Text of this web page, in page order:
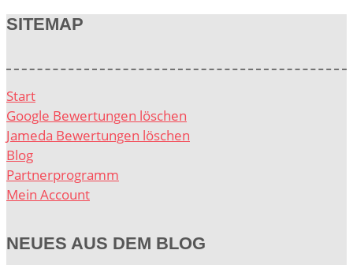
SITEMAP
Start
Google Bewertungen löschen
Jameda Bewertungen löschen
Blog
Partnerprogramm
Mein Account
NEUES AUS DEM BLOG